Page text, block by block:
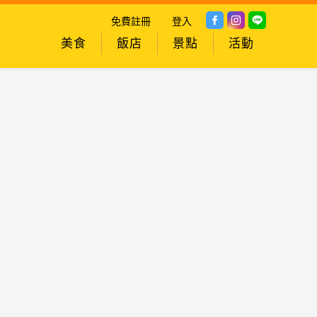
免費註冊 登入
美食 飯店 景點 活動